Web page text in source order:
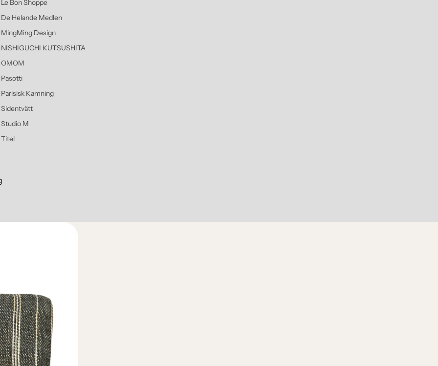
Le Bon Shoppe
De Helande Medlen
MingMing Design
NISHIGUCHI KUTSUSHITA
OMOM
Pasotti
Parisisk Kamning
Sidentvätt
Studio M
Titel